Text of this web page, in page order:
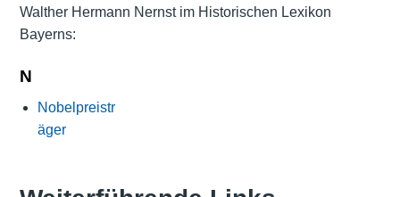
Walther Hermann Nernst im Historischen Lexikon
Bayerns:
N
Nobelpreistr
äger